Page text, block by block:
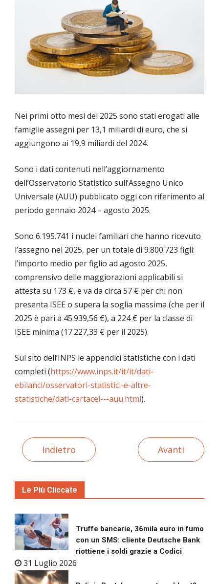
Nei primi otto mesi del 2025 sono stati erogati alle
famiglie assegni per 13,1 miliardi di euro, che si
aggiungono ai 19,9 miliardi del 2024.
Sono i dati contenuti nell’aggiornamento
dell’Osservatorio Statistico sull’Assegno Unico
Universale (AUU) pubblicato oggi con riferimento al
periodo gennaio 2024 – agosto 2025.
Sono 6.195.741 i nuclei familiari che hanno ricevuto
l’assegno nel 2025, per un totale di 9.800.723 figli:
l’importo medio per figlio ad agosto 2025,
comprensivo delle maggiorazioni applicabili si
attesta su 173 €, e va da circa 57 € per chi non
presenta ISEE o supera la soglia massima (che per il
2025 è pari a 45.939,56 €), a 224 € per la classe di
ISEE minima (17.227,33 € per il 2025).
Sul sito dell’INPS le appendici statistiche con i dati
completi (https://www.inps.it/it/it/dati-
ebilanci/osservatori-statistici-e-altre-
statistiche/dati-cartacei---auu.html).
Indietro Avanti
Le Più Cliccate
Truffe bancarie, 36mila euro in fumo
con un SMS: cliente Deutsche Bank
riottiene i soldi grazie a Codici
31 Luglio 2026